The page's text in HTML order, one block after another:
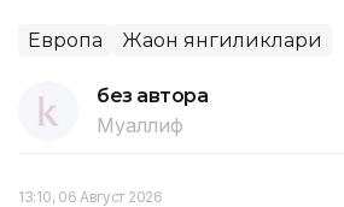
Европа Жаҳон янгиликлари
без автора
Муаллиф
13:10, 06 Август 2026